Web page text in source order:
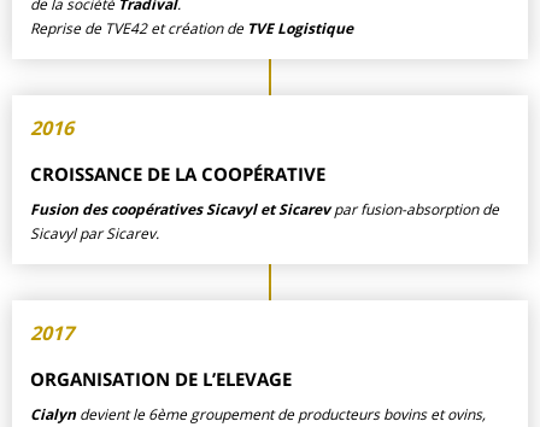
de la société Tradival.
Reprise de TVE42 et création de TVE Logistique
2016
CROISSANCE DE LA COOPÉRATIVE
Fusion des coopératives Sicavyl et Sicarevpar fusion-absorption de
Sicavyl par Sicarev.
2017
ORGANISATION DE L’ELEVAGE
Cialyn devient le 6ème groupement de producteurs bovins et ovins,